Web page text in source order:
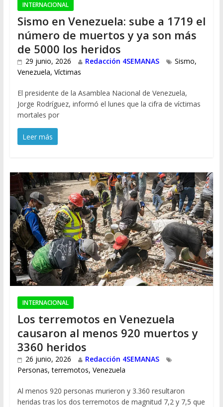
INTERNACIONAL
Sismo en Venezuela: sube a 1719 el
número de muertos y ya son más
de 5000 los heridos
29 junio, 2026 Redacción 4SEMANAS Sismo,
Venezuela, Víctimas
El presidente de la Asamblea Nacional de Venezuela,
Jorge Rodríguez, informó el lunes que la cifra de víctimas
mortales por
Leer más
INTERNACIONAL
Los terremotos en Venezuela
causaron al menos 920 muertos y
3360 heridos
26 junio, 2026
Redacción 4SEMANAS
Personas,terremotos, Venezuela
Al menos 920 personas murieron y 3.360 resultaron
heridas tras los dos terremotos de magnitud 7,2 y 7,5 que